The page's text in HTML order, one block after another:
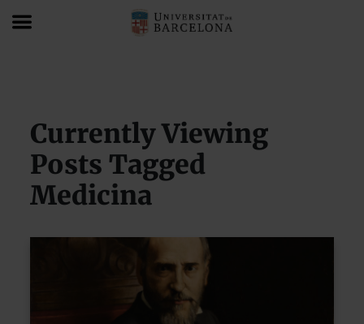
Currently Viewing
Posts Tagged
Medicina